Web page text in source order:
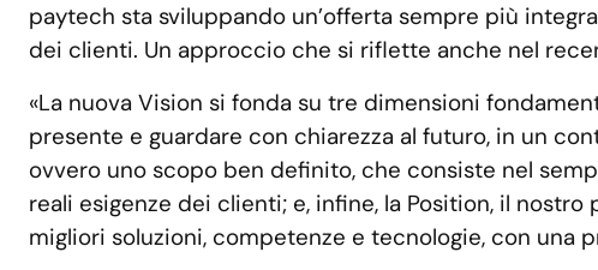
paytech sta sviluppando un’offerta sempre più
dei clienti. Un approccio che si riflette anche nel
«La nuova Vision si fonda su tre dimensioni
presente e guardare con chiarezza al futuro, in un
ovvero uno scopo ben definito, che consiste nel
reali esigenze dei clienti; e, infine, la Position, il
migliori soluzioni, competenze e tecnologie, con una